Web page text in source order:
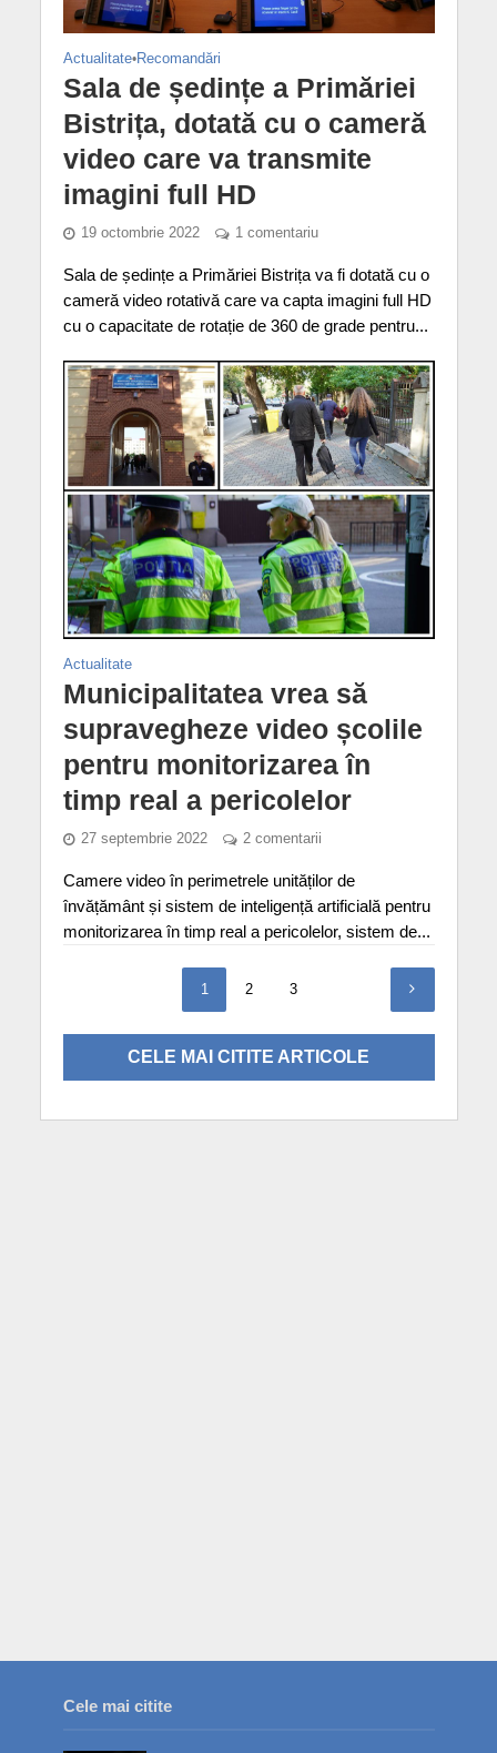
Actualitate•Recomandări
Sala de ședințe a Primăriei
Bistrița, dotată cu o cameră
video care va transmite
imagini full HD
19 octombrie 2022 1 comentariu
Sala de ședințe a Primăriei Bistrița va fi dotată cu o
cameră video rotativă care va capta imagini full HD
cu o capacitate de rotație de 360 de grade pentru...
Actualitate
Municipalitatea vrea să
supravegheze video școlile
pentru monitorizarea în
timp real a pericolelor
27 septembrie 2022 2 comentarii
Camere video în perimetrele unităților de
învățământ și sistem de inteligență artificială pentru
monitorizarea în timp real a pericolelor, sistem de...
1 2 3
CELE MAI CITITE ARTICOLE
Cele mai citite